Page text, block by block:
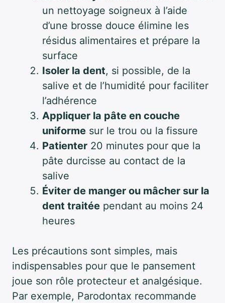
un nettoyage soigneux à l’aide
d’une brosse douce élimine les
résidus alimentaires et prépare la
surface
Isoler la dent, si possible, de la
salive et de l’humidité pour faciliter
l’adhérence
Appliquer la pâte en couche
uniforme sur le trou ou la fissure
Patienter 20 minutes pour que la
pâte durcisse au contact de la
salive
Éviter de manger ou mâcher sur la
dent traitée pendant au moins 24
heures
Les précautions sont simples, mais
indispensables pour que le pansement
joue son rôle protecteur et analgésique.
Par exemple, Parodontax recommande